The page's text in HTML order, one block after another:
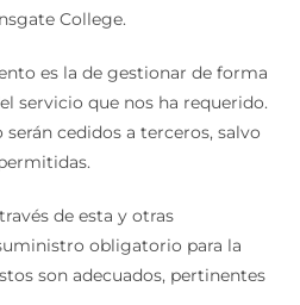
College.
es la de gestionar de forma
servicio que nos ha requerido.
cedidos a terceros, salvo
de esta y otras
obligatorio para la
son adecuados, pertinentes